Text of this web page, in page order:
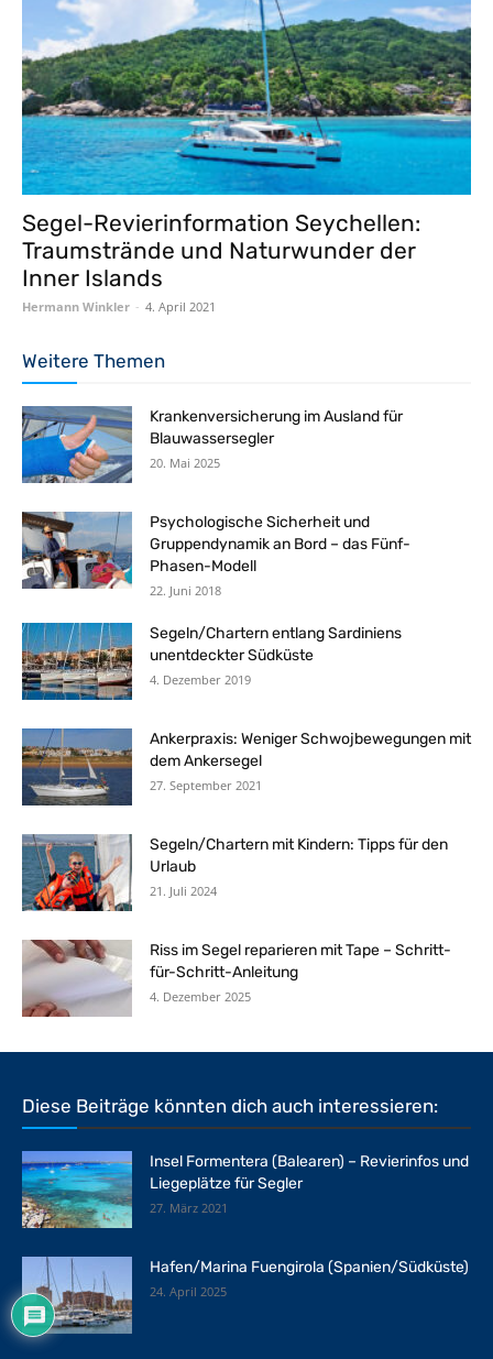
Segel-Revierinformation Seychellen:
Traumstrände und Naturwunder der
Inner Islands
Hermann Winkler - 4. April 2021
Weitere Themen
Krankenversicherung im Ausland für
Blauwassersegler
20. Mai 2025
Psychologische Sicherheit und
Gruppendynamik an Bord – das Fünf-
Phasen-Modell
22. Juni 2018
Segeln/Chartern entlang Sardiniens
unentdeckter Südküste
4. Dezember 2019
Ankerpraxis: Weniger Schwojbewegungen mit
dem Ankersegel
27. September 2021
Segeln/Chartern mit Kindern: Tipps für den
Urlaub
21. Juli 2024
Riss im Segel reparieren mit Tape – Schritt-
für-Schritt-Anleitung
4. Dezember 2025
Diese Beiträge könnten dich auch interessieren:
Insel Formentera (Balearen) – Revierinfos und
Liegeplätze für Segler
27. März 2021
Hafen/Marina Fuengirola (Spanien/Südküste)
24. April 2025